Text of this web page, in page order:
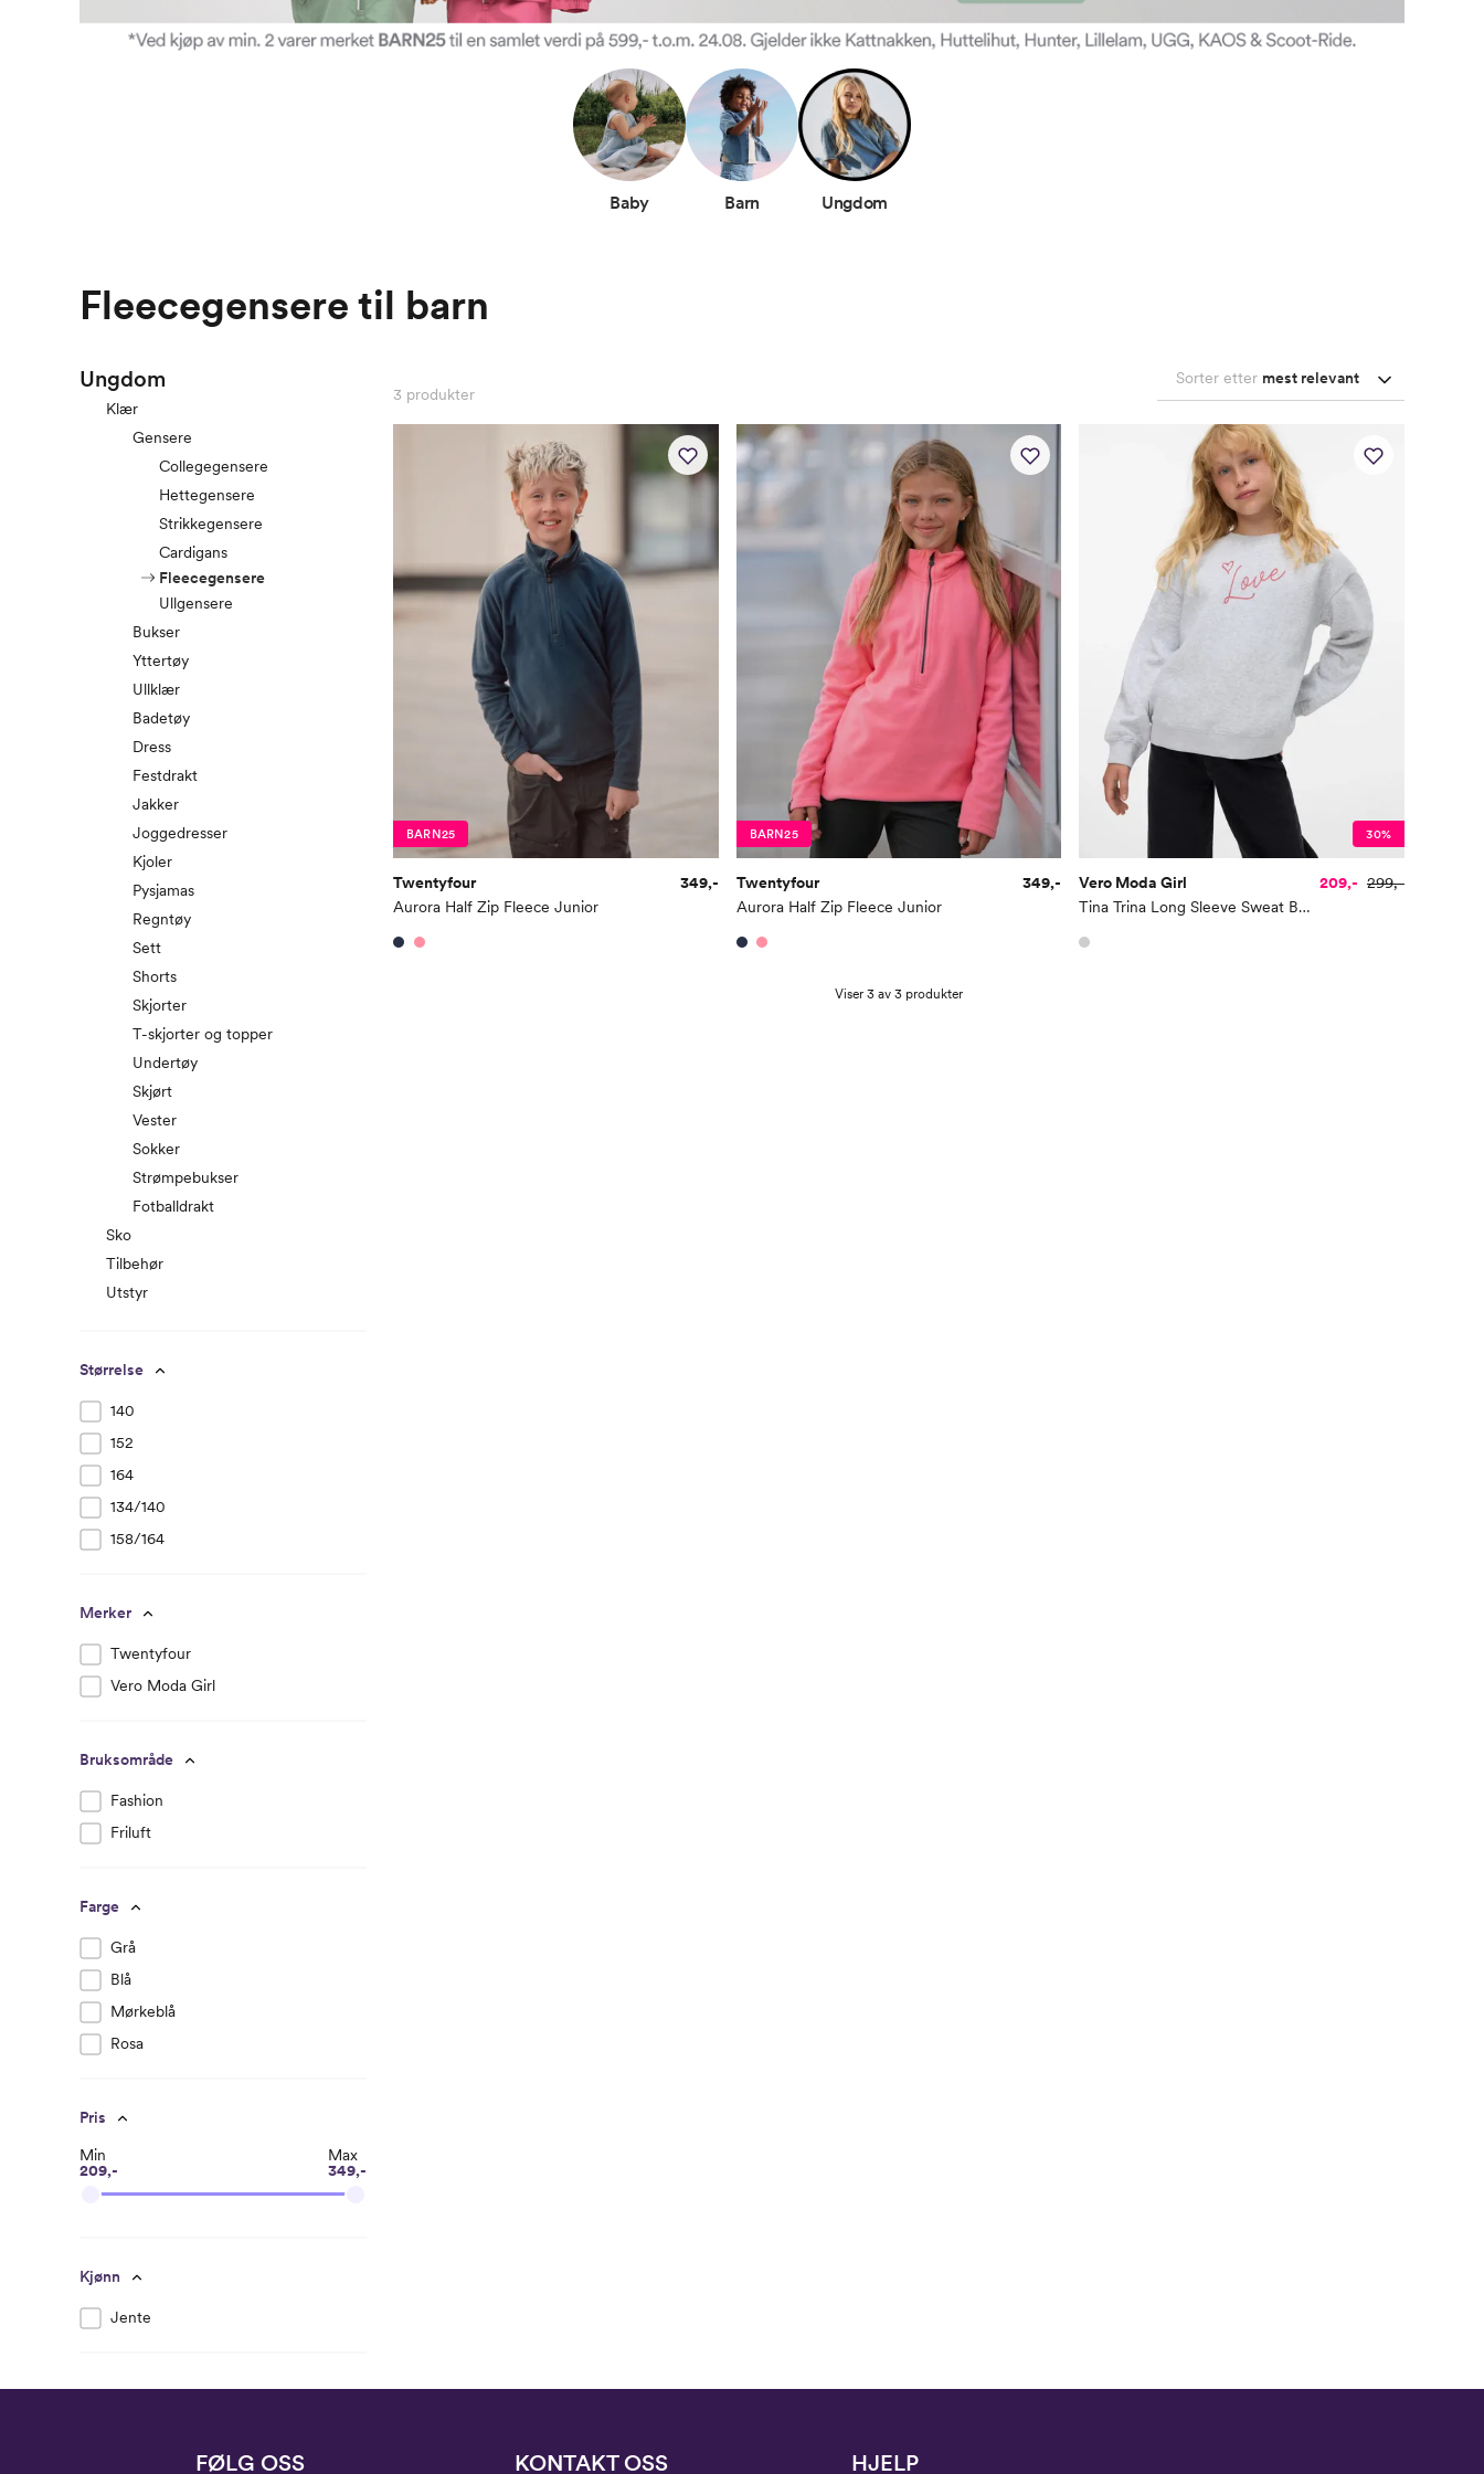
Baby Barn Ungdom
Fleecegensere til barn
Ungdom
Klær
Gensere
Collegegensere
Hettegensere
Strikkegensere
Cardigans
Fleecegensere
Ullgensere
Bukser
Yttertøy
Ullklær
Badetøy
Dress
Festdrakt
Jakker
Joggedresser
Kjoler
Pysjamas
Regntøy
Sett
Shorts
Skjorter
T-skjorter og topper
Undertøy
Skjørt
Vester
Sokker
Strømpebukser
Fotballdrakt
Sko
Tilbehør
Utstyr
Størrelse
140
152
164
134/140
158/164
Merker
Twentyfour
Vero Moda Girl
Bruksområde
Fashion
Friluft
Farge
Grå
Blå
Mørkeblå
Rosa
Pris
Min
209,-
Max
349,-
Kjønn
Jente
3 produkter
Sorter etter mest relevant
BARN25
Twentyfour
Aurora Half Zip Fleece Junior
349,-
BARN25
Twentyfour
Aurora Half Zip Fleece Junior
349,-
30%
Vero Moda Girl
Tina Trina Long Sleeve Sweat Box Junior
209,- 299,-
Viser 3 av 3 produkter
FØLG OSS KONTAKT OSS HJELP